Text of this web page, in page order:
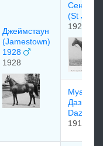
Джеймстаун
(Jamestown)
1928
1928
Сент
(St
1921
Дази
Dazie)
1917